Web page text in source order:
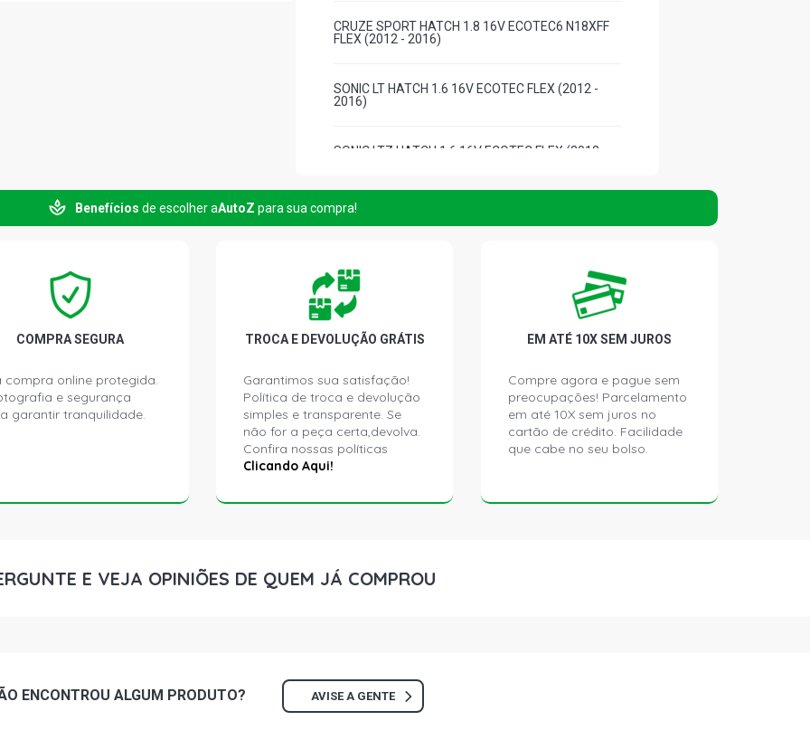
CRUZE SPORT HATCH 1.8 16V ECOTEC6 N18XFF
FLEX (2012 - 2016)
SONIC LT HATCH 1.6 16V ECOTEC FLEX (2012 -
2016)
SONIC LTZ HATCH 1.6 16V ECOTEC FLEX (2012 -
Benefícios de escolher aAutoZ para sua compra!
COMPRA SEGURA
compra online protegida.
e segurança
garantir tranquilidade.
TROCA E DEVOLUÇÃO GRÁTIS
Garantimos sua satisfação!
Política de troca e devolução
simples e transparente. Se
não for a peça certa,devolva.
Confira nossas políticas
Clicando Aqui!
EM ATÉ 10X SEM JUROS
Compre agora e pague sem
preocupações! Parcelamento
em até 10X sem juros no
cartão de crédito. Facilidade
que cabe no seu bolso.
E VEJA OPINIÕES DE QUEM JÁ COMPROU
ENCONTROU ALGUM PRODUTO? AVISE A GENTE